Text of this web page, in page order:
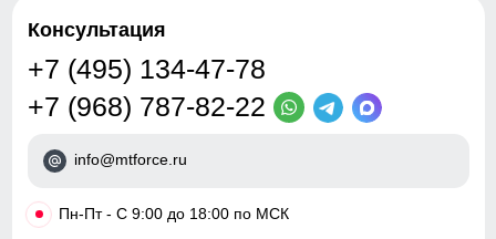
Консультация
+7 (495) 134-47-78
+7 (968) 787-82-22
info@mtforce.ru
• Пн-Пт - С 9:00 до 18:00 по МСК